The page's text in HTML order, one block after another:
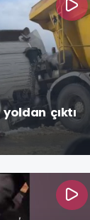
çıktı